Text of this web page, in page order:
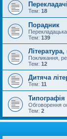
Перекладачі
Тем: 18
Порадник
Тем: 139
Покликання,
Тем: 12
Дитяча
Тем: 11
Типографія
Обговорення
Тем: 2